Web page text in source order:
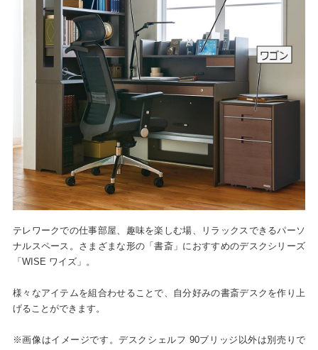
テレワークでの仕事部屋、趣味を楽しむ場、リラックスできるパーソ
ナルスペース。さまざまな形の「書斎」におすすめのデスクシリーズ
「WISE ワイズ」。
様々なアイテムを組合わせることで、自分好みの書斎デスクを作り上
げることができます。
※画像はイメージです。デスクシェルフ 90ブリッジ以外は別売りで